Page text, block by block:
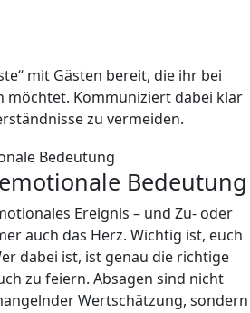
mit Gästen bereit, die ihr bei
möchtet. Kommuniziert dabei klar
zu vermeiden.
Bedeutung
Ereignis – und Zu- oder
auch das Herz. Wichtig ist, euch
dabei ist, ist genau die richtige
zu feiern. Absagen sind nicht
Wertschätzung, sondern